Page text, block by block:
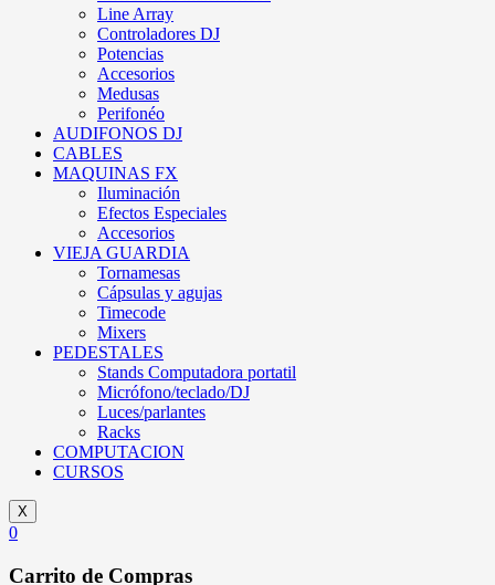
Line Array
Controladores DJ
Potencias
Accesorios
Medusas
Perifonéo
AUDIFONOS DJ
CABLES
MAQUINAS FX
Iluminación
Efectos Especiales
Accesorios
VIEJA GUARDIA
Tornamesas
Cápsulas y agujas
Timecode
Mixers
PEDESTALES
Stands Computadora portatil
Micrófono/teclado/DJ
Luces/parlantes
Racks
COMPUTACION
CURSOS
X
0
Carrito de Compras